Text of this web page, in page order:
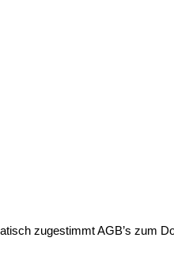
zugestimmt AGB’s zum